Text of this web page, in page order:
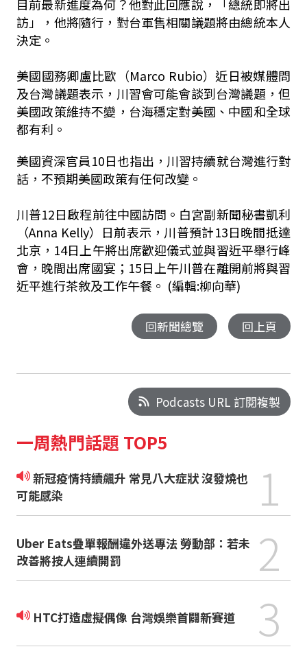
目前最新進度為何？他對此回應說，「總統即將出
訪」，他將隨行，對台軍售相關議題將由總統本人
決定。
美國國務卿盧比歐（Marco Rubio）近日被媒體問
及台灣議題表示，川習會可能會談到台灣議題，但
美國政策維持不變，台海穩定對美國、中國和全球
都有利。
美國資深官員10日也指出，川習持續就台灣進行對
話，不預期美國政策有任何改變。
川普12日啟程前往中國訪問。白宮副新聞秘書凱利
（Anna Kelly）日前表示，川普預計13日晚間抵達
北京，14日上午將出席歡迎儀式並與習近平舉行峰
會，晚間出席國宴；15日上午川普在離開前將與習
近平進行茶敘及工作午餐。 (編輯:柳向華)
回新聞總覽 回上頁
Podcasts URL 訂閱複製
一周熱門話題 TOP5
新冠疫情持續飆升 常見八大症狀 沒發燒也
可能感染
1
Uber Eats疊單報酬違外送專法 勞動部：若未
改善將按人連續開罰
2
HTC打造虛擬偶像 台灣娛樂首闢新賽道 3